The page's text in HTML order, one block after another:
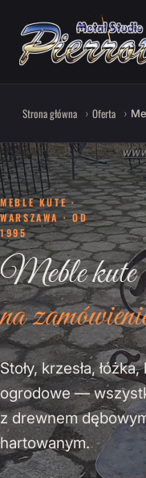
Strona główna Oferta
MEBLE KUTE ·
WARSZAWA · OD
1995
Meble kute
na
Stoły, krzesła,
ogrodowe —
z drewnem
hartowanym.